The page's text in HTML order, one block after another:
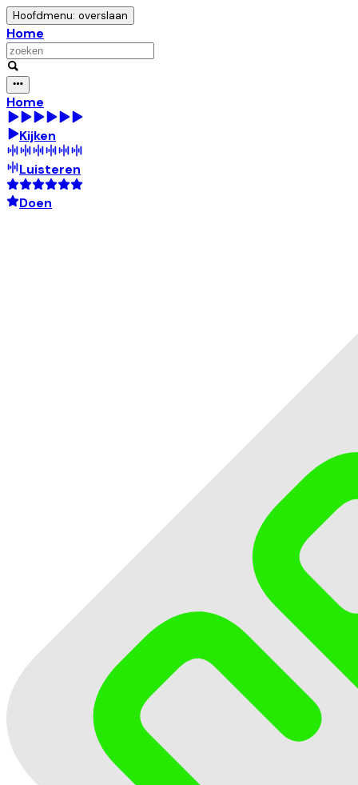
Hoofdmenu: overslaan
Home
Home
Kijken
Luisteren
Doen